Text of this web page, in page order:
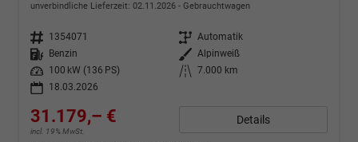
unverbindliche Lieferzeit: 02.11.2026 Gebrauchtwagen
Fahrzeugnr. 1354071 Getriebe Automatik
Kraftstoff
Benzin Außenfarbe Alpinweiß
Leistung
100 kW (136 PS) Kilometerstand
7.000 km
18.03.2026
31.179,– €
incl. 19% MwSt.
Details